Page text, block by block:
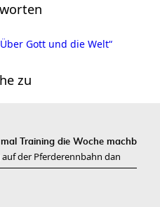
Gott und die Welt“
zu
Training die Woche machb
der Pferderennbahn dan